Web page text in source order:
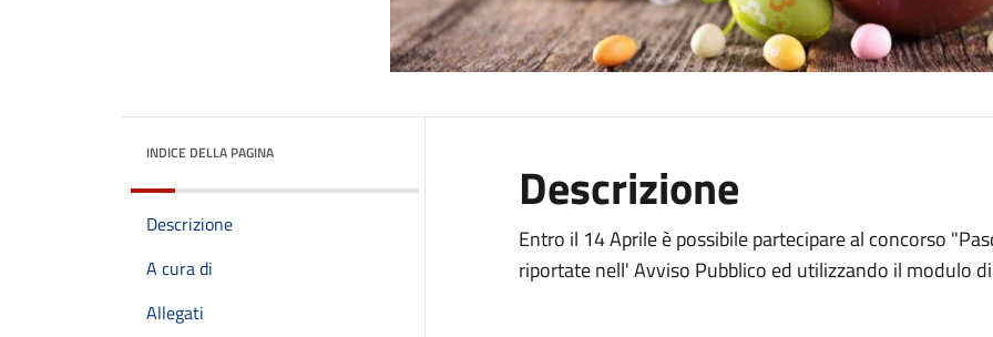
INDICE DELLA PAGINA
Descrizione
A cura di
Allegati
Descrizione
Entro il 14 Aprile è possibile partecipare al concorso
riportate nell' Avviso Pubblico ed utilizzando il modulo